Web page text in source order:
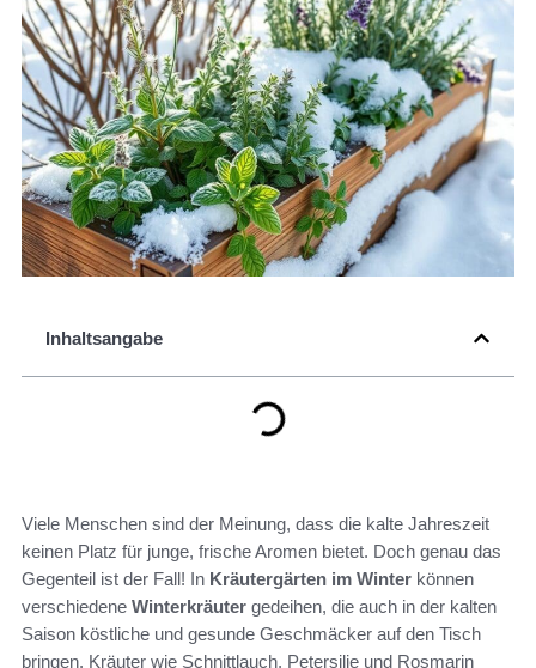
Inhaltsangabe
Viele Menschen sind der Meinung, dass die kalte Jahreszeit
keinen Platz für junge, frische Aromen bietet. Doch genau das
Gegenteil ist der Fall! In Kräutergärten im Winter können
verschiedene Winterkräuter gedeihen, die auch in der kalten
Saison köstliche und gesunde Geschmäcker auf den Tisch
bringen. Kräuter wie Schnittlauch, Petersilie und Rosmarin